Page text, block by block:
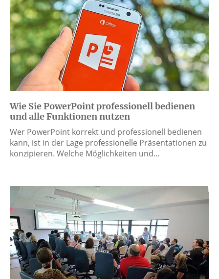
Wie Sie PowerPoint professionell bedienen
und alle Funktionen nutzen
Wer PowerPoint korrekt und professionell bedienen
kann, ist in der Lage professionelle Präsentationen zu
konzipieren. Welche Möglichkeiten und…